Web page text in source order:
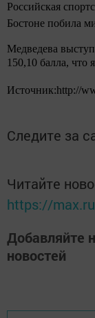
Российская
Бостоне побила
Медведева
150,10 балла,
Источник:http://
Следите за
Читайте
https://
Добавляйте
новостей